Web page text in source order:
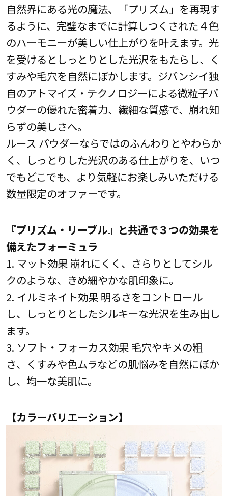
自然界にある光の魔法、「プリズム」を再現す
るように、完璧なまでに計算しつくされた４色
のハーモニーが美しい仕上がりを叶えます。光
を受けるとしっとりとした光沢をもたらし、く
すみや毛穴を自然にぼかします。ジバンシイ独
自のアトマイズ・テクノロジーによる微粒子パ
ウダーの優れた密着力、繊細な質感で、崩れ知
らずの美しさへ。
ルース パウダーならではのふんわりとやわらか
く、しっとりした光沢のある仕上がりを、いつ
でもどこでも、より気軽にお楽しみいただける
数量限定のオファーです。
『プリズム・リーブル』と共通で３つの効果を
備えたフォーミュラ
1. マット効果 崩れにくく、さらりとしてシル
クのような、きめ細やかな肌印象に。
2. イルミネイト効果 明るさをコントロール
し、しっとりとしたシルキーな光沢を生み出し
ます。
3. ソフト・フォーカス効果 毛穴やキメの粗
さ、くすみや色ムラなどの肌悩みを自然にぼか
し、均一な美肌に。
【カラーバリエーション】